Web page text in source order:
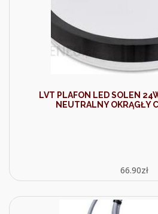
LVT PLAFON LED SOLEN
NEUTRALNY OKRĄGŁY
66.90zł